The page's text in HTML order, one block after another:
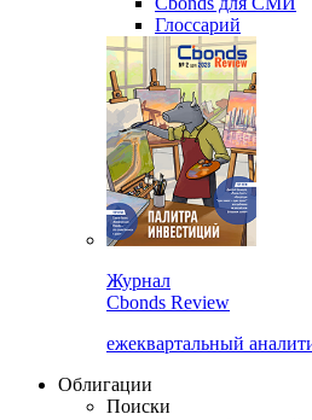
Новости рынка
Research Hub
Сбондс-ТВ
Cbonds для СМИ
Глоссарий
Cbonds Review